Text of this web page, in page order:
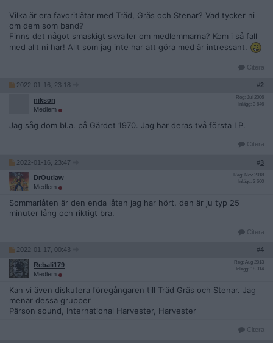
Vilka är era favoritlåtar med Träd, Gräs och Stenar? Vad tycker ni
om dem som band?
Finns det något smaskigt skvaller om medlemmarna? Kom i så fall
med allt ni har! Allt som jag inte har att göra med är intressant.
Citera
2022-01-16, 23:18 #2
nikson
Medlem
Reg: Jul 2006
Inlägg: 3 646
Jag såg dom bl.a. på Gärdet 1970. Jag har deras två första LP.
Citera
2022-01-16, 23:47 #3
DrOutlaw
Medlem
Reg: Nov 2018
Inlägg: 2 660
Sommarlåten är den enda låten jag har hört, den är ju typ 25
minuter lång och riktigt bra.
Citera
2022-01-17, 00:43 #4
Rebali179
Medlem
Reg: Aug 2013
Inlägg: 18 314
Kan vi även diskutera föregångaren till Träd Gräs och Stenar. Jag
menar dessa grupper
Pärson sound, International Harvester, Harvester
Citera